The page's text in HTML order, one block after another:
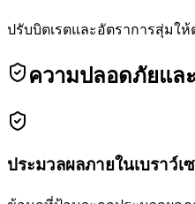
ปรับบิตเรตและอัตราการสุ่มใ
ความปลอดภัยแล
ประมวลผลภายในเบราว์เ